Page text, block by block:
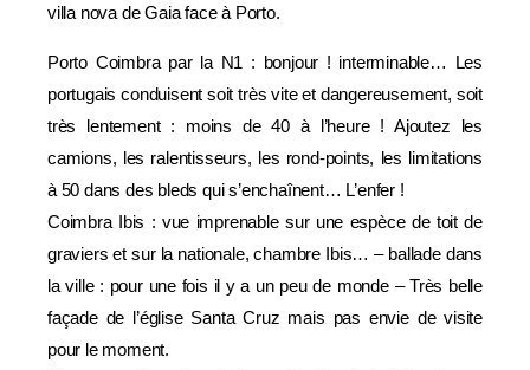
villa nova de Gaia face à Porto.
Porto Coimbra par la N1 : bonjour ! interminable… Les
portugais conduisent soit très vite et dangereusement, soit
très lentement : moins de 40 à l’heure ! Ajoutez les
camions, les ralentisseurs, les rond-points, les limitations
à 50 dans des bleds qui s’enchaînent… L’enfer !
Coimbra Ibis : vue imprenable sur une espèce de toit de
graviers et sur la nationale, chambre Ibis… – ballade dans
la ville : pour une fois il y a un peu de monde – Très belle
façade de l’église Santa Cruz mais pas envie de visite
pour le moment.